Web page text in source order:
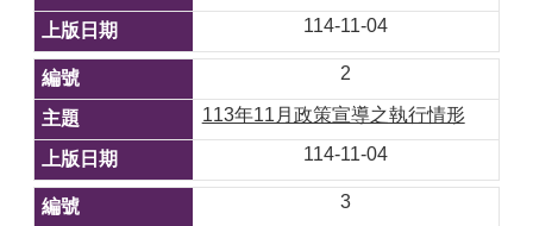
114-11-04
2
113年11月政策宣導之執行情形
114-11-04
3